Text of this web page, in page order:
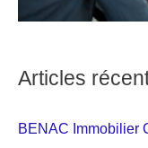
Articles
BENAC Immobilier